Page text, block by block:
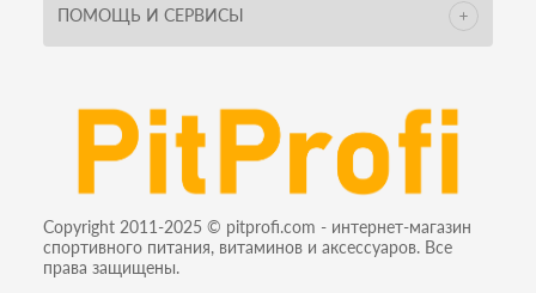
ПОМОЩЬ И СЕРВИСЫ
Copyright 2011-2025 © pitprofi.com - интернет-магазин
спортивного питания, витаминов и аксессуаров. Все
права защищены.